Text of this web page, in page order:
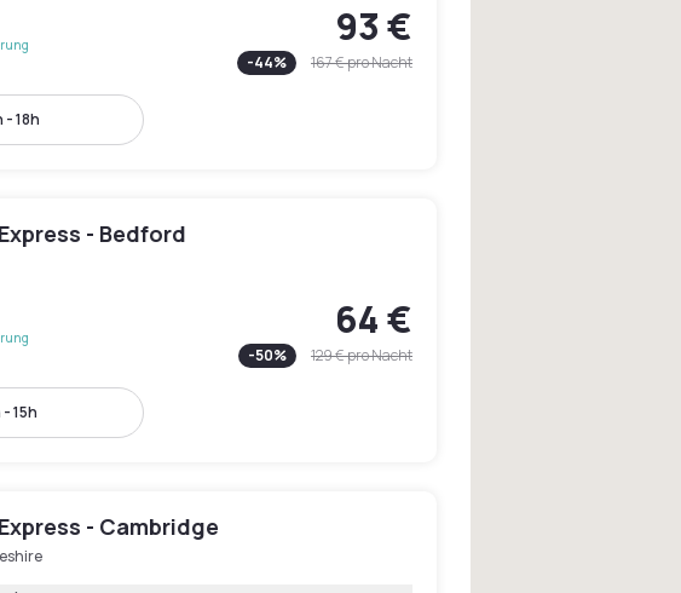
93 €
-44% 167 €pro Nacht
- 18h
- Bedford
64 €
-50% 129 €pro Nacht
- 15h
- Cambridge